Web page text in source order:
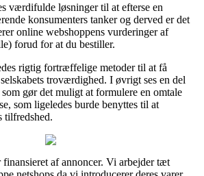
værdifulde løsninger til at efterse en
konsumenters tanker og derved er det
online webshoppens vurderinger af
forud for at du bestiller.
rigtig fortræffelige metoder til at få
troværdighed. I øvrigt ses en del
gør det muligt at formulere en omtale
som ligeledes burde benyttes til at
tilfredshed.
finansieret af annoncer. Vi arbejder tæt